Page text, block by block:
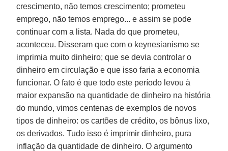
crescimento, não temos crescimento; prometeu
emprego, não temos emprego... e assim se pode
continuar com a lista. Nada do que prometeu,
aconteceu. Disseram que com o keynesianismo se
imprimia muito dinheiro; que se devia controlar o
dinheiro em circulação e que isso faria a economia
funcionar. O fato é que todo este período levou à
maior expansão na quantidade de dinheiro na história
do mundo, vimos centenas de exemplos de novos
tipos de dinheiro: os cartões de crédito, os bônus lixo,
os derivados. Tudo isso é imprimir dinheiro, pura
inflação da quantidade de dinheiro. O argumento